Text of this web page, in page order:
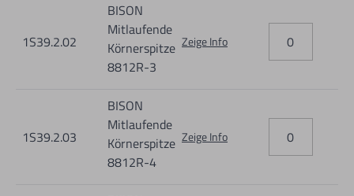
Informationen zur Produktsicherheit:
Nur für technisch versierte und mit dem Produkt vertraute
Anwender sowie Handwerker geeignet.
Nur für den vorhergesehenen Verwendungszweck geeignet.
Unsachgemäße Verwendung kann zu Schäden und
Verletzungen führen.
1S39.2.02
BISON
Mitlaufende
Körnerspitze
8812R-3
Zeige Info
1S39.2.03
BISON
Mitlaufende
Körnerspitze
8812R-4
Zeige Info